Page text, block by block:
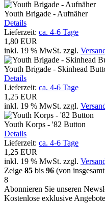
Youth Brigade - Aufnäher
Details
Lieferzeit: ca. 4-6 Tage
1,80 EUR
inkl. 19 % MwSt. zzgl.
Youth Brigade - Skinhead
Details
Lieferzeit: ca. 4-6 Tage
1,25 EUR
inkl. 19 % MwSt. zzgl.
Youth Korps - '82 Button
Details
Lieferzeit: ca. 4-6 Tage
1,25 EUR
inkl. 19 % MwSt. zzgl.
Zeige 85 bis 96 (von insgesamt
8
Abonnieren Sie unseren
Kostenlose exklusive